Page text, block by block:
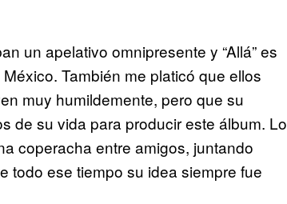
un apelativo omnipresente y “Allá” es
También me platicó que ellos
muy humildemente, pero que su
de su vida para producir este álbum. Lo
coperacha entre amigos, juntando
todo ese tiempo su idea siempre fue